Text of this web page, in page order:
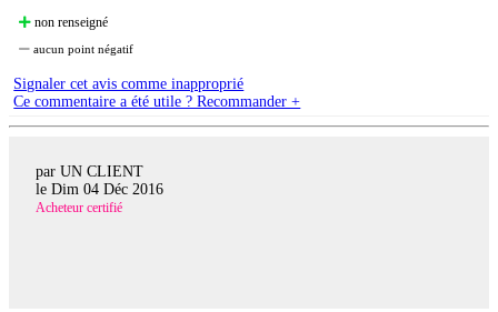
non renseigné
aucun point négatif
Signaler cet avis comme inapproprié
Ce commentaire a été utile ? Recommander +
par UN CLIENT
le Dim 04 Déc 2016
Acheteur certifié